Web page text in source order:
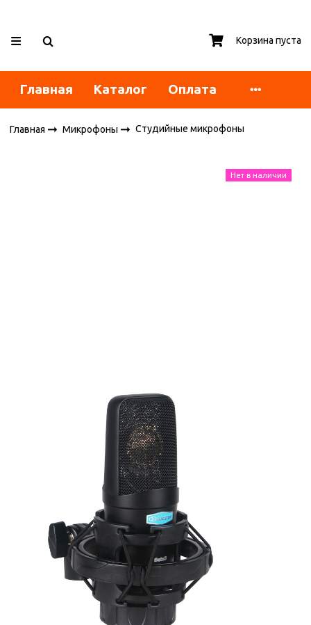
Корзина пуста
Главная Каталог Оплата
Главная Микрофоны Студийные микрофоны
Нет в наличии